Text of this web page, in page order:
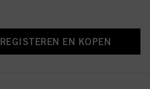
REGISTEREN EN KOPEN